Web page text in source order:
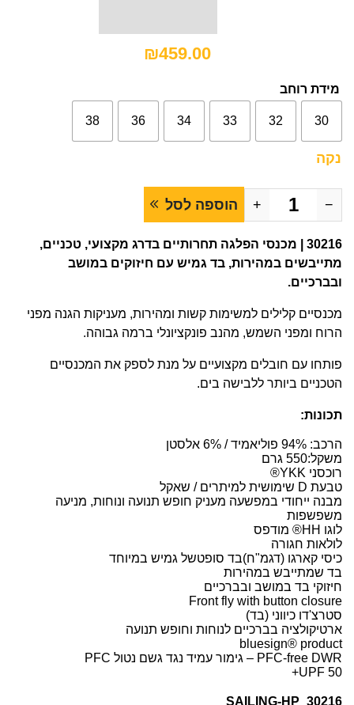
₪459.00
מידת רוחב
30
32
33
34
36
38
נקה
−
+ הוספה לסל
30216 | מכנסי הפלגה תחרותיים בדרג מקצועי, טכניים,
מתייבשים במהירות, בד גמיש עם חיזוקים במושב
ובברכיים.
מכנסיים קלילים למשימות קשות ומהירות, מעניקות הגנה מפני
הרוח ומפני השמש, מהנב פונקציונלי ברמה גבוהה.
פותחו עם חובלים מקצועיים על מנת לספק את המכנסיים
הטכניים ביותר ללבישה בים.
תכונות:
הרכב: 94% פוליאמיד / 6% אלסטן
משקל:550 גרם
רוכסני YKK®
טבעת D שימושית למיתרים / שאקל
מבנה ייחודי במפשעה מעניק חופש תנועה ונוחות, מניעה
משפשפות
לוגו HH® מודפס
לולאות חגורה
כיסי קארגו (דגמ"ח)בד סופטשל גמיש במיוחד
בד שמתייבש במהירות
חיזוקי בד במושב ובברכיים
Front fly with button closure
סטרצ'דו כיווני (בד)
ארטיקולציה בברכיים לנוחות וחופש תנועה
bluesign® product
PFC-free DWR – גימור עמיד נגד גשם נטול PFC
UPF 50+
SAILING-HP_30216